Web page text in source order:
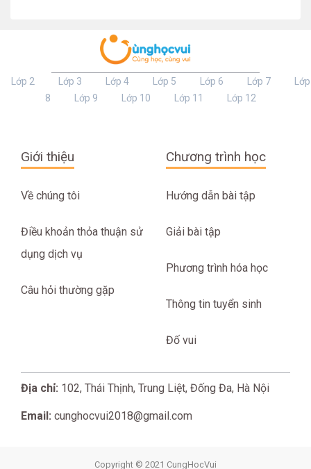
Lớp 2 Lớp 3 Lớp 4 Lớp 5 Lớp 6 Lớp 7
Lớp
8
Lớp 9 Lớp 10 Lớp 11 Lớp 12
Giới thiệu
Về chúng tôi
Điều khoản thỏa thuận sử
dụng dịch vụ
Câu hỏi thường gặp
Chương trình học
Hướng dẫn bài tập
Giải bài tập
Phương trình hóa học
Thông tin tuyển sinh
Đố vui
Địa chỉ: 102, Thái Thịnh, Trung Liệt, Đống Đa, Hà Nội
Email: cunghocvui2018@gmail.com
Copyright © 2021 CungHocVui